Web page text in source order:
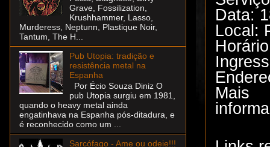
Data:
Local:
Mais
Grave, Fossilization,
Krushhammer, Lasso,
Murderess, Neptunn, Plastique Noir,
Tantum, The H...
Pub Utopia: tradição e
resistência metal na
Espanha
Por Écio Souza Diniz O
pub Utopia surgiu em 1981,
quando o heavy metal ainda
engatinhava na Espanha pós-ditadura, e
é reconhecido como um ...
Sarcófago - Ame ou odeie!!!